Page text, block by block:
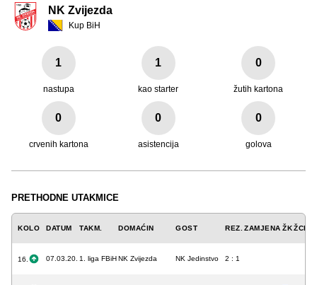
NK Zvijezda
Kup BiH
1
nastupa
1
kao starter
0
žutih kartona
0
crvenih kartona
0
asistencija
0
golova
PRETHODNE UTAKMICE
KOLO DATUM TAKM. DOMAĆIN GOST REZ. ZAMJENA ŽKŽCK
16. 07.03.20. 1. liga FBiHNK Zvijezda NK Jedinstvo 2 : 1